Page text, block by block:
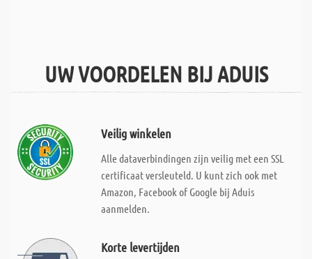
UW VOORDELEN BIJ ADUIS
Veilig winkelen
Alle dataverbindingen zijn veilig met een SSL
certificaat versleuteld. U kunt zich ook met
Amazon, Facebook of Google bij Aduis
aanmelden.
Korte levertijden